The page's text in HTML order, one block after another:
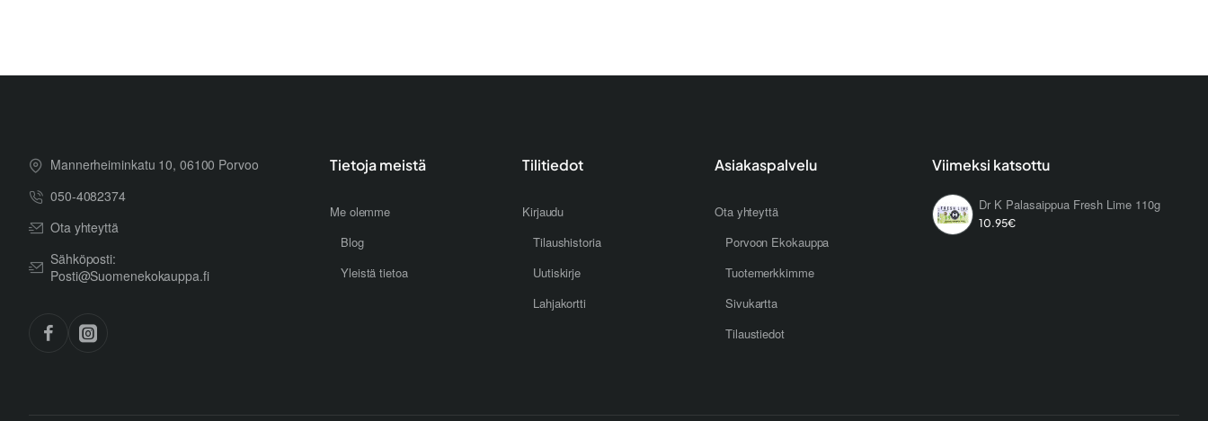
Mannerheiminkatu 10, 06100 Porvoo
050-4082374
Ota yhteyttä
Sähköposti:
Posti@Suomenekokauppa.fi
Tietoja meistä
Me olemme
Blog
Yleistä tietoa
Tilitiedot
Kirjaudu
Tilaushistoria
Uutiskirje
Lahjakortti
Asiakaspalvelu
Ota yhteyttä
Porvoon Ekokauppa
Tuotemerkkimme
Sivukartta
Tilaustiedot
Viimeksi katsottu
Dr K Palasaippua Fresh Lime 110g
10.95€